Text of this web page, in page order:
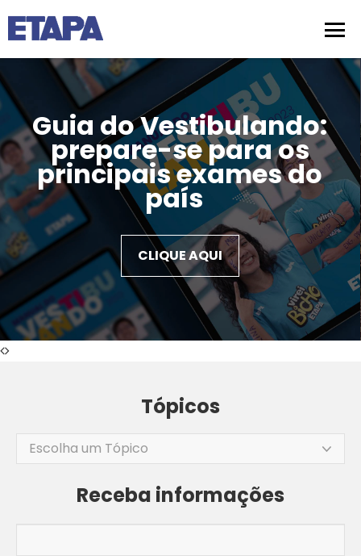
Guia do Vestibulando:
prepare-se para os
principais exames do
país
CLIQUE AQUI
Tópicos
Escolha um Tópico
Receba informações